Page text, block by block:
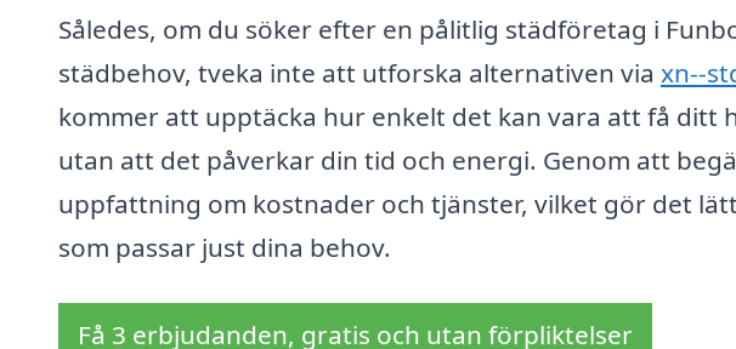
Således, om du söker efter en pålitlig städföretag i
städbehov, tveka inte att utforska alternativen via xn--
kommer att upptäcka hur enkelt det kan vara att få ditt
utan att det påverkar din tid och energi. Genom att
uppfattning om kostnader och tjänster, vilket gör det
som passar just dina behov.
Få 3 erbjudanden, gratis och utan förpliktelser